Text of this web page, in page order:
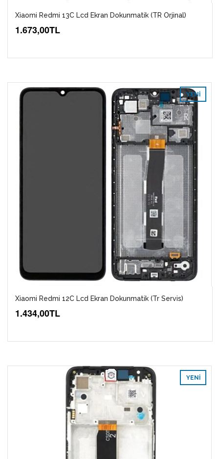
Xiaomi Redmi 13C Lcd Ekran Dokunmatik (TR Orjinal)
1.673,00TL
YENI
Xiaomi Redmi 12C Lcd Ekran Dokunmatik (tr Servis)
1.434,00TL
YENI